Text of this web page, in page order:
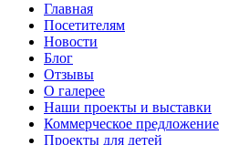
Главная
Посетителям
Новости
Блог
Отзывы
О галерее
Наши проекты и выставки
Коммерческое предложение
Проекты для детей